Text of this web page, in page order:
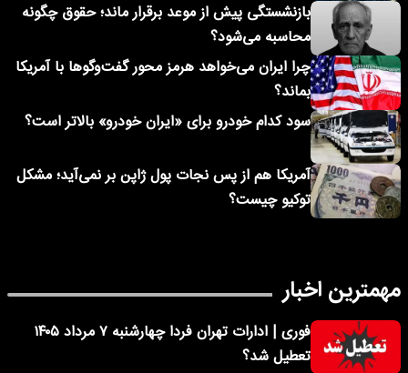
بازنشستگی پیش از موعد برقرار ماند؛ حقوق چگونه
محاسبه می‌شود؟
چرا ایران می‌خواهد هرمز محور گفت‌وگوها با آمریکا
بماند؟
سود کدام خودرو برای «ایران خودرو» بالاتر است؟
آمریکا هم از پس نجات پول ژاپن بر نمی‌آید؛ مشکل
توکیو چیست؟
مهمترین اخبار
فوری | ادارات تهران فردا چهارشنبه ۷ مرداد ۱۴۰۵
تعطیل شد؟